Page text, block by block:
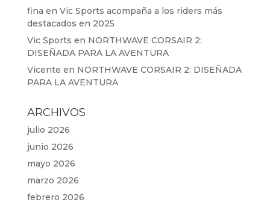
fina en Vic Sports acompaña a los riders más
destacados en 2025
Vic Sports en NORTHWAVE CORSAIR 2:
DISEÑADA PARA LA AVENTURA
Vicente en NORTHWAVE CORSAIR 2: DISEÑADA
PARA LA AVENTURA
ARCHIVOS
julio 2026
junio 2026
mayo 2026
marzo 2026
febrero 2026